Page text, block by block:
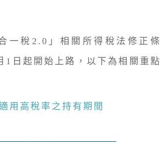
一稅2.0」相關所得稅法修正條
1日起開始上路，以下為相關重點
用高稅率之持有期間